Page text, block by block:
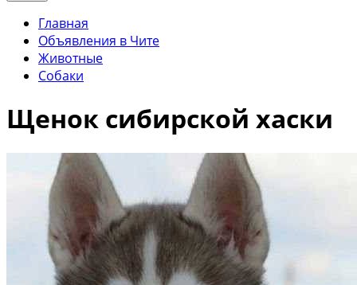
Главная
Объявления в Чите
Животные
Собаки
Щенок сибирской хаски